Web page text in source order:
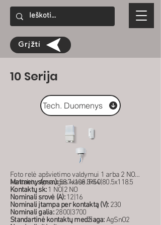
Grįžti
10 Serija
Tech. Duomenys
Foto relė apšvietimo valdymui 1 arba 2 NO
kontaktų. Apsaugos klasė IP54
Matmenys(mm):58.7x108.3x40|80.5x118.5
Kontaktų sk:1 NO|2 NO
Nominali srovė (A):12|16
Nominali įtampa per kontaktą (V):230
Nominali galia:2800|3700
Standartinė kontaktų medžiaga:AgSnO2